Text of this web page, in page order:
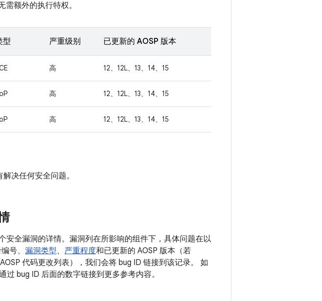
额外的执行特权。
型 严重级别 已更新的 AOSP 版本
高 12、12L、13、14、15
高 12、12L、13、14、15
高 12、12L、13、14、15
决任何安全问题。
全漏洞的详情。漏洞列在所影响的组件下，具体问题在以
号、 漏洞类型、 严重程度和已更新的 AOSP 版本（若
代码更改列表），我们会将 bug ID 链接到该记录。 如
bug ID 后面的数字链接到更多参考内容。